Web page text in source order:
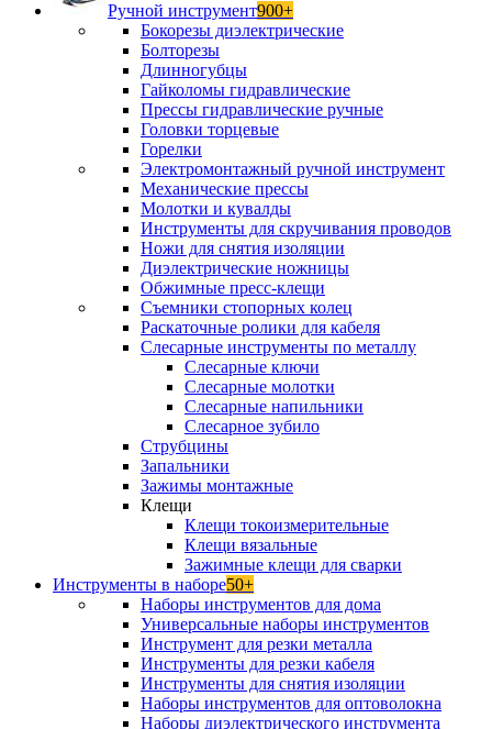
Ручной инструмент900+
Бокорезы диэлектрические
Болторезы
Длинногубцы
Гайколомы гидравлические
Прессы гидравлические ручные
Головки торцевые
Горелки
Электромонтажный ручной инструмент
Механические прессы
Молотки и кувалды
Инструменты для скручивания проводов
Ножи для снятия изоляции
Диэлектрические ножницы
Обжимные пресс-клещи
Съемники стопорных колец
Раскаточные ролики для кабеля
Слесарные инструменты по металлу
Слесарные ключи
Слесарные молотки
Слесарные напильники
Слесарное зубило
Струбцины
Запальники
Зажимы монтажные
Клещи
Клещи токоизмерительные
Клещи вязальные
Зажимные клещи для сварки
Инструменты в наборе50+
Наборы инструментов для дома
Универсальные наборы инструментов
Инструмент для резки металла
Инструменты для резки кабеля
Инструменты для снятия изоляции
Наборы инструментов для оптоволокна
Наборы диэлектрического инструмента